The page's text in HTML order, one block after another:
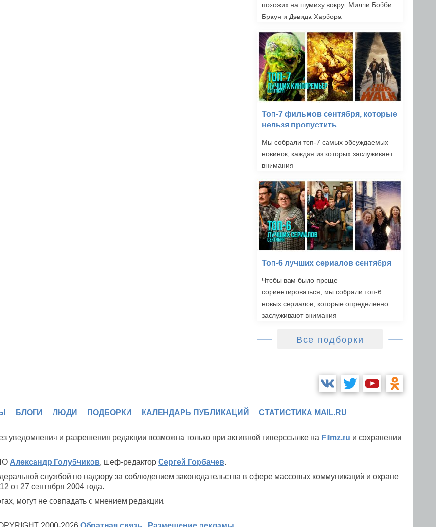
похожих на шумиху вокруг Милли Бобби
Браун и Дэвида Харбора
Топ-7 фильмов сентября, которые
нельзя пропустить
Мы собрали топ-7 самых обсуждаемых
новинок, каждая из которых заслуживает
внимания
Топ-6 лучших сериалов сентября
Чтобы вам было проще
сориентироваться, мы собрали топ-6
новых сериалов, которые определенно
заслуживают внимания
Все подборки
БЛОГИ ЛЮДИ ПОДБОРКИ КАЛЕНДАРЬ ПУБЛИКАЦИЙ СТАТИСТИКА MAIL.RU
уведомления и разрешения редакции возможна только при активной гиперссылке на Filmz.ru и сохранении
Александр Голубчиков, шеф-редактор Сергей Горбачев.
службой по надзору за соблюдением законодательства в сфере массовых коммуникаций и охране
от 27 сентября 2004 года.
могут не совпадать с мнением редакции.
2000-2026 Обратная связь Размещение рекламы